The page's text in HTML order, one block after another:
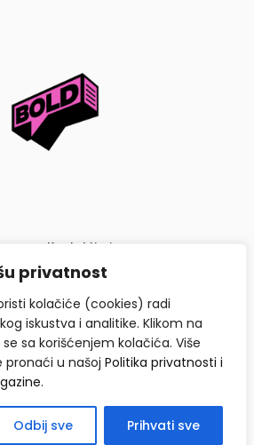
privatnost
kolačiće (cookies) radi
iskustva i analitike. Klikom na
sa korišćenjem kolačića. Više
u našoj Politika privatnosti i
.
Odbij sve Prihvati sve
Kontaktiraj nas
privatnosti i kolačića
Magazine 2026. Sva prava zadržana.